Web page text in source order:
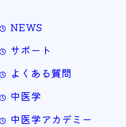
NEWS
サポート
よくある質問
中医学
中医学アカデミー